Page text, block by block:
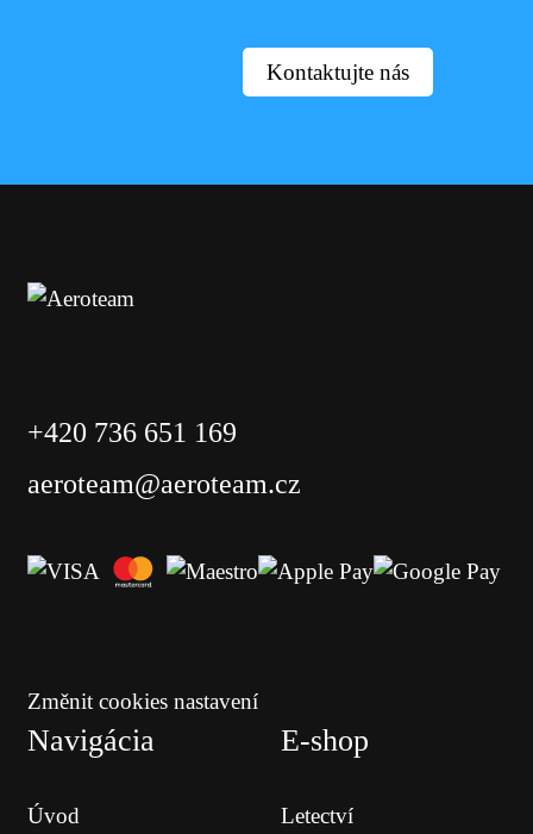
Kontaktujte nás
+420 736 651 169
aeroteam@aeroteam.cz
Změnit cookies nastavení
Navigácia
Úvod
E-shop
Letectví